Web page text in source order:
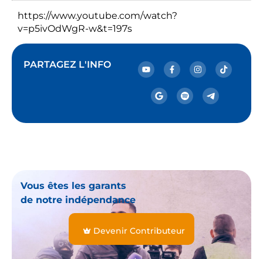
https://www.youtube.com/watch?
v=p5ivOdWgR-w&t=197s
PARTAGEZ L'INFO
Vous êtes les garants
de notre indépendance
Devenir Contributeur